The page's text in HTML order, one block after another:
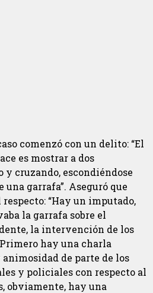
comenzó con un delito: “El
es mostrar a dos
cruzando, escondiéndose
garrafa”. Aseguró que
“Hay un imputado,
la garrafa sobre el
la intervención de los
hay una charla
de parte de los
y policiales con respecto al
obviamente, hay una